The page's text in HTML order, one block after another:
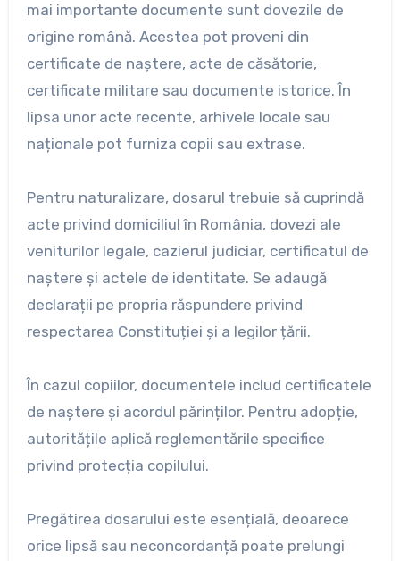
mai importante documente sunt dovezile de
origine română. Acestea pot proveni din
certificate de naștere, acte de căsătorie,
certificate militare sau documente istorice. În
lipsa unor acte recente, arhivele locale sau
naționale pot furniza copii sau extrase.
Pentru naturalizare, dosarul trebuie să cuprindă
acte privind domiciliul în România, dovezi ale
veniturilor legale, cazierul judiciar, certificatul de
naștere și actele de identitate. Se adaugă
declarații pe propria răspundere privind
respectarea Constituției și a legilor țării.
În cazul copiilor, documentele includ certificatele
de naștere și acordul părinților. Pentru adopție,
autoritățile aplică reglementările specifice
privind protecția copilului.
Pregătirea dosarului este esențială, deoarece
orice lipsă sau neconcordanță poate prelungi